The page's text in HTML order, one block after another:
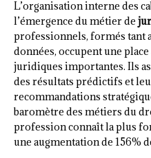
L’organisation interne des
l’émergence du métier de
professionnels, formés tant
données, occupent une
juridiques importantes. Ils
des résultats prédictifs et
recommandations
baromètre des métiers du
profession connaît la plus
une augmentation de 156%